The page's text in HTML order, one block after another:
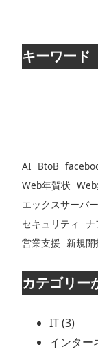
キーワード
AI BtoB
Web年賀状
エックスサーバー
セキュリティ
ナ
営業支援 新規開
カテゴリー
IT (3)
インター